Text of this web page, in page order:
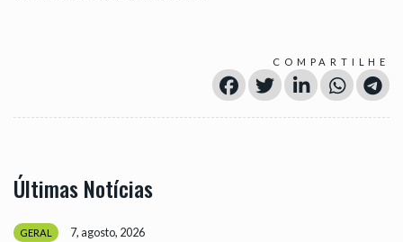
COMPARTILHE
Últimas Notícias
GERAL 7, agosto, 2026